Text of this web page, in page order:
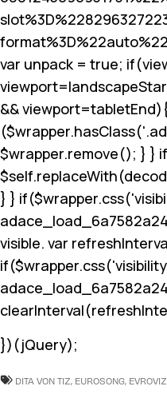
var unpack = true;
viewport
&& viewport
$wrapper.remove(); } }
} }
visible. var
})(jQuery);
DITA VON TIZ, EUROSONG,